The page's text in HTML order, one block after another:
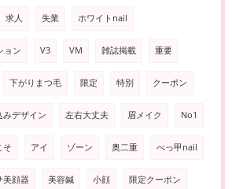
求人 失業 ホワイトnail
ョン V3 VM 雑誌掲載 重要
下がりまつ毛 限定 特別 クーポン
みデザイン 左右大丈夫 眉メイク No1
そ アイ ゾーン 奥二重 べっ甲nail
美顔器 美容鍼 小顔 限定クーポン